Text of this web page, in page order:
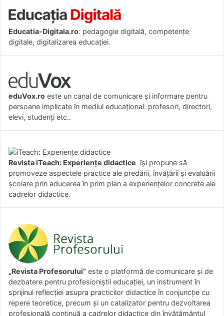
Educatia-Digitala.ro: pedagogie digitală, competențe
digitale, digitalizarea educației.
eduVox.ro este un canal de comunicare și informare pentru
persoane implicate în mediul educațional: profesori, directori,
elevi, studenți etc..
Revista iTeach: Experienţe didactice îşi propune să
promoveze aspectele practice ale predării, învăţării şi evaluării
şcolare prin aducerea în prim plan a experienţelor concrete ale
cadrelor didactice.
„Revista Profesorului” este o platformă de comunicare și de
dezbatere pentru profesioniștii educației, un instrument în
sprijinul reflecției asupra practicilor didactice în conjuncție cu
repere teoretice, precum și un catalizator pentru dezvoltarea
profesională continuă a cadrelor didactice din învățământul